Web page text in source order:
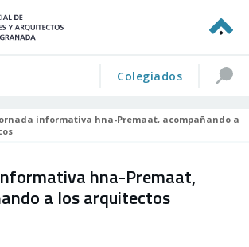
Colegiados
informativa hna-Premaat, acompañando a
hna-Premaat,
a los arquitectos